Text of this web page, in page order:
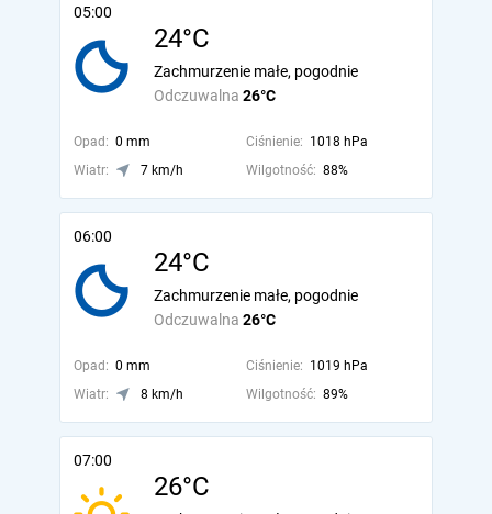
05:00
24°C
Odczuwalna 26°C
Zachmurzenie małe, pogodnie
Opad: 0 mm Ciśnienie: 1018 hPa
Wiatr:
7 km/h Wilgotność: 88%
06:00
24°C
Odczuwalna 26°C
Zachmurzenie małe, pogodnie
Opad: 0 mm Ciśnienie: 1019 hPa
Wiatr:
8 km/h Wilgotność: 89%
07:00
26°C